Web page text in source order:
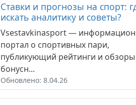
Ставки и прогнозы на спорт:
искать аналитику и советы?
Vsestavkinasport —
портал о спортивных пари,
публикующий рейтинги и
бонусн...
Обновлено: 8.04.26